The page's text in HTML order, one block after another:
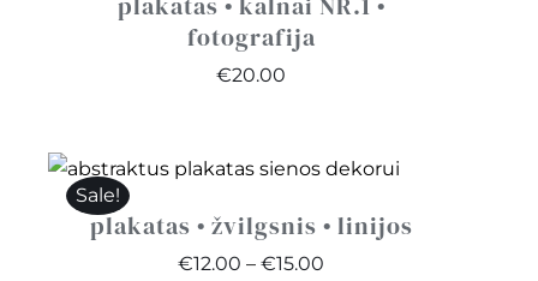
fotografija
€20.00
Sale!
plakatas • žvilgsnis • linijos
€12.00 – €15.00